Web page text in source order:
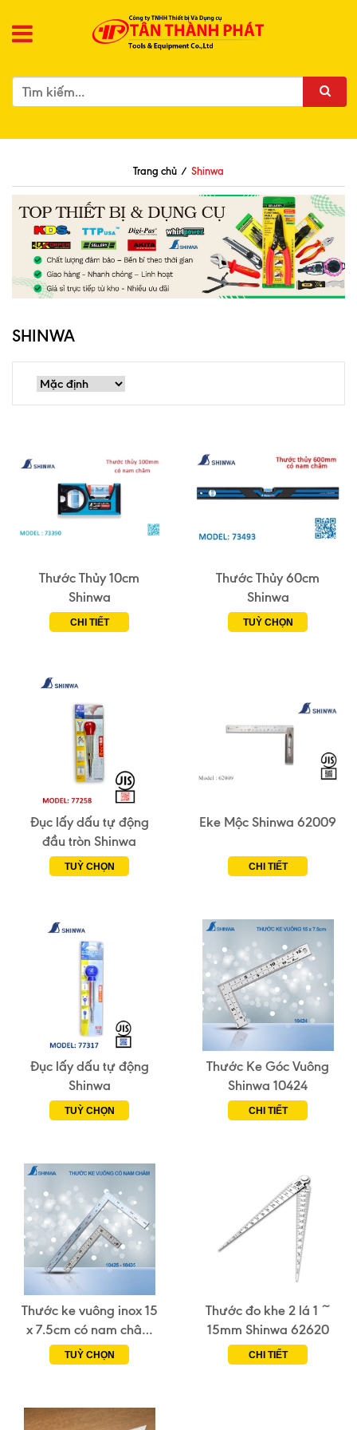
Trang chủ / Shinwa
SHINWA
Thước Thủy 10cm
Shinwa
CHI TIẾT
Thước Thủy 60cm
Shinwa
TUỲ CHỌN
Đục lấy dấu tự động
đầu tròn Shinwa
TUỲ CHỌN
Eke Mộc Shinwa 62009
CHI TIẾT
Đục lấy dấu tự động
Shinwa
TUỲ CHỌN
Thước Ke Góc Vuông
Shinwa 10424
CHI TIẾT
Thước ke vuông inox 15
x 7.5cm có nam châm
Shinwa 10435
TUỲ CHỌN
Thước đo khe 2 lá 1 ~
15mm Shinwa 62620
CHI TIẾT